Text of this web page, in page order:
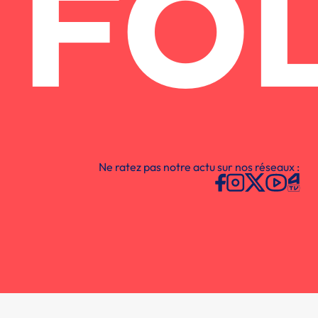
Ne ratez pas notre actu sur nos réseaux :